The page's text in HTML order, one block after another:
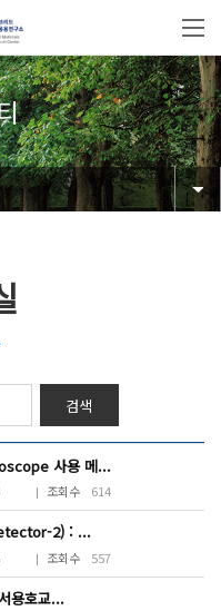
검색
사용 메...
614
2) : ...
557
용호교...